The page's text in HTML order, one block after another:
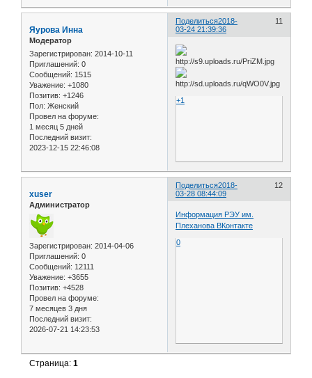
Поделиться 11
2018-
03-24 21:39:36
Яурова Инна
Модератор
Зарегистрирован: 2014-10-11
Приглашений: 0
Сообщений: 1515
Уважение: +1080
Позитив: +1246
Пол: Женский
Провел на форуме:
1 месяц 5 дней
Последний визит:
2023-12-15 22:46:08
+1
Поделиться 12
2018-
03-28 08:44:09
xuser
Администратор
Зарегистрирован: 2014-04-06
Приглашений: 0
Сообщений: 12111
Уважение: +3655
Позитив: +4528
Провел на форуме:
7 месяцев 3 дня
Последний визит:
2026-07-21 14:23:53
Информация РЭУ им.
Плеханова ВКонтакте
0
Страница:1